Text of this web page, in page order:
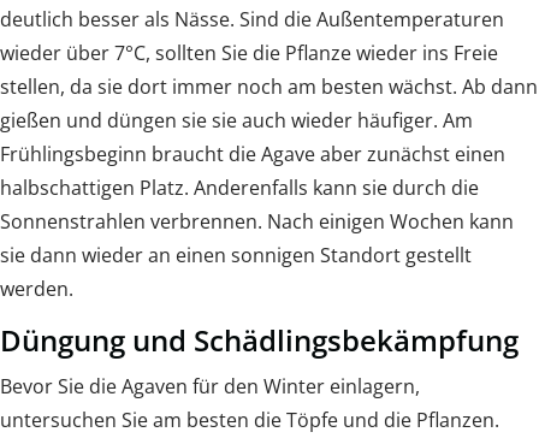
deutlich besser als Nässe. Sind die Außentemperaturen
wieder über 7°C, sollten Sie die Pflanze wieder ins Freie
stellen, da sie dort immer noch am besten wächst. Ab dann
gießen und düngen sie sie auch wieder häufiger. Am
Frühlingsbeginn braucht die Agave aber zunächst einen
halbschattigen Platz. Anderenfalls kann sie durch die
Sonnenstrahlen verbrennen. Nach einigen Wochen kann
sie dann wieder an einen sonnigen Standort gestellt
werden.
Düngung und Schädlingsbekämpfung
Bevor Sie die Agaven für den Winter einlagern,
untersuchen Sie am besten die Töpfe und die Pflanzen.